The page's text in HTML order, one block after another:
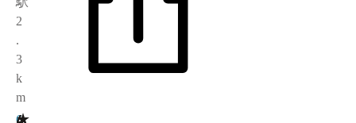
2
.
3
k
m
★
6